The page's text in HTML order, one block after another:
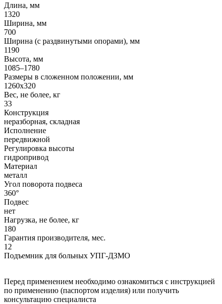
Длина, мм
1320
Ширина, мм
700
Ширина (с раздвинутыми опорами), мм
1190
Высота, мм
1085–1780
Размеры в сложенном положении, мм
1260х320
Вес, не более, кг
33
Конструкция
неразборная, складная
Исполнение
передвижной
Регулировка высоты
гидропривод
Материал
металл
Угол поворота подвеса
360°
Подвес
нет
Нагрузка, не более, кг
180
Гарантия производителя, мес.
12
Подъемник для больных УПГ-ДЗМО
Перед применением необходимо ознакомиться с инструкцией
по применению (паспортом изделия) или получить
консультацию специалиста